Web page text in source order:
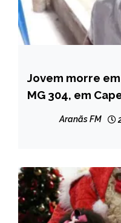
CAPELINHA
MINAS
Jovem morre
MG 304, em
Aranãs FM